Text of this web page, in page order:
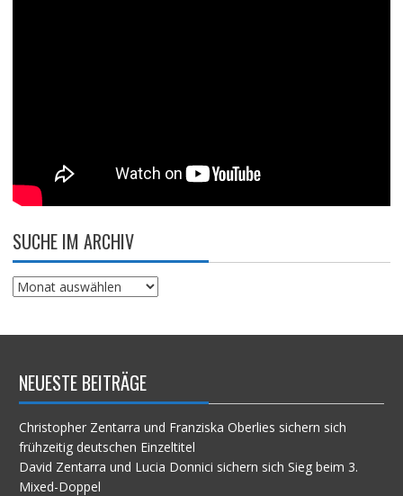
SUCHE IM ARCHIV
Suche
NEUESTE BEITRÄGE
Christopher Zentarra und Franziska Oberlies sichern sich
frühzeitig deutschen Einzeltitel
David Zentarra und Lucia Donnici sichern sich Sieg beim 3.
Mixed-Doppel